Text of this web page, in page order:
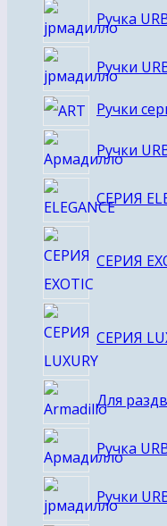
Ручка
Ручки
Ручки
Ручки
СЕРИЯ
СЕРИЯ
СЕРИЯ
Для
Ручка
Ручки